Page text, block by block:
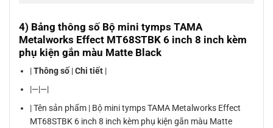
4) Bảng thông số Bộ mini tymps TAMA
Metalworks Effect MT68STBK 6 inch 8 inch kèm
phụ kiện gắn màu Matte Black
|Thông số |Chi tiết |
|—|—|
| Tên sản phẩm | Bộ mini tymps TAMA Metalworks Effect
MT68STBK 6 inch 8 inch kèm phụ kiện gắn màu Matte